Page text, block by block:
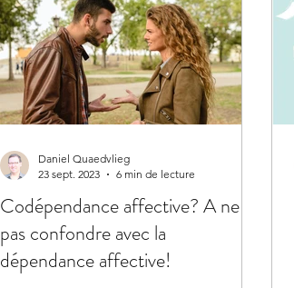
Codépendance affective? A ne
pas confondre avec la
dépendance affective!
Daniel Quaedvlieg
23 sept. 2023
6 min de lecture